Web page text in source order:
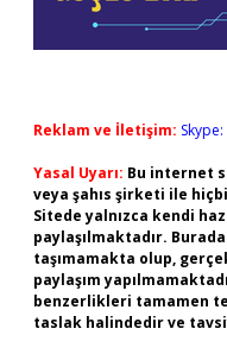
Reklam ve İletişim:
Yasal Uyarı: Bu internet
veya şahıs şirketi ile
Sitede yalnızca kendi
paylaşılmaktadır.
taşımamakta olup,
paylaşım
benzerlikleri tamamen
taslak halindedir ve